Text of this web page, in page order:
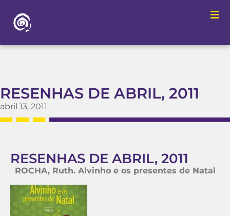
RESENHAS DE ABRIL, 2011
abril 13, 2011
RESENHAS DE ABRIL, 2011
ROCHA, Ruth. Alvinho e os presentes de Natal